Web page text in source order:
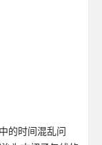
的时间混乱问